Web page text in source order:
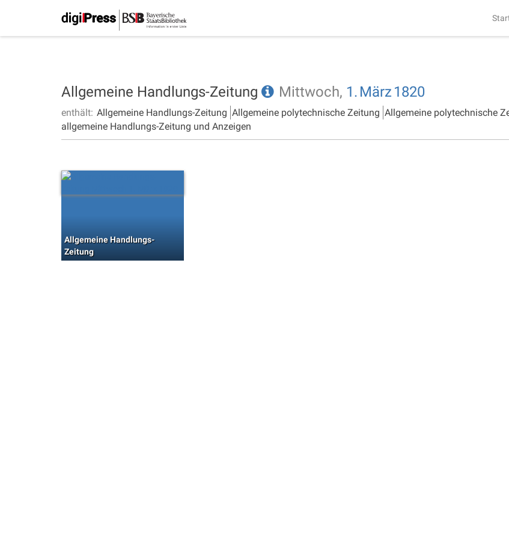
Allgemeine Handlungs-Zeitung Mittwoch, 1. März 1820
enthält: Allgemeine Handlungs-Zeitung Allgemeine polytechnische Zeitung Allgemeine polytechnische
allgemeine Handlungs-Zeitung und Anzeigen
Allgemeine Handlungs-
Zeitung